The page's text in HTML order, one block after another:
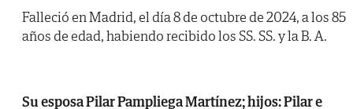
Falleció en Madrid, el día 8 de octubre de 2024, a los 85
años de edad, habiendo recibido los SS. SS. y la B. A.
Su esposa Pilar Pampliega Martínez; hijos: Pilar e